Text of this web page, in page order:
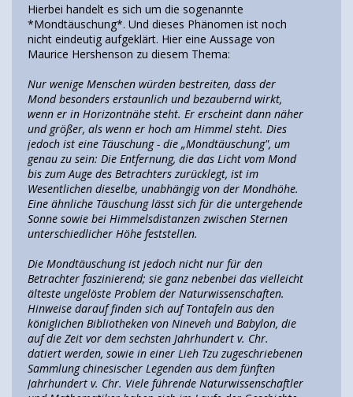
Hierbei handelt es sich um die sogenannte
*Mondtäuschung*. Und dieses Phänomen ist noch
nicht eindeutig aufgeklärt. Hier eine Aussage von
Maurice Hershenson zu diesem Thema:
Nur wenige Menschen würden bestreiten, dass der
Mond besonders erstaunlich und bezaubernd wirkt,
wenn er in Horizontnähe steht. Er erscheint dann näher
und größer, als wenn er hoch am Himmel steht. Dies
jedoch ist eine Täuschung - die „Mondtäuschung", um
genau zu sein: Die Entfernung, die das Licht vom Mond
bis zum Auge des Betrachters zurücklegt, ist im
Wesentlichen dieselbe, unabhängig von der Mondhöhe.
Eine ähnliche Täuschung lässt sich für die untergehende
Sonne sowie bei Himmelsdistanzen zwischen Sternen
unterschiedlicher Höhe feststellen.
Die Mondtäuschung ist jedoch nicht nur für den
Betrachter faszinierend; sie ganz nebenbei das vielleicht
älteste ungelöste Problem der Naturwissenschaften.
Hinweise darauf finden sich auf Tontafeln aus den
königlichen Bibliotheken von Nineveh und Babylon, die
auf die Zeit vor dem sechsten Jahrhundert v. Chr.
datiert werden, sowie in einer Lieh Tzu zugeschriebenen
Sammlung chinesischer Legenden aus dem fünften
Jahrhundert v. Chr. Viele führende Naturwissenschaftler